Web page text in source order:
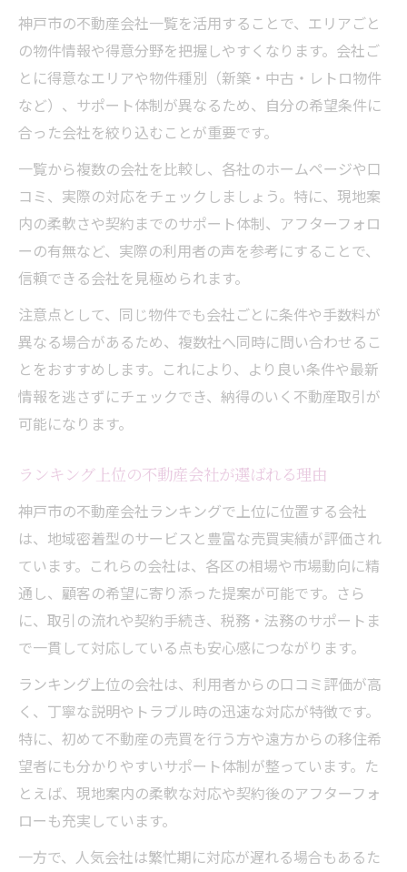
神戸市の不動産会社一覧を活用することで、エリアごと
の物件情報や得意分野を把握しやすくなります。会社ご
とに得意なエリアや物件種別（新築・中古・レトロ物件
など）、サポート体制が異なるため、自分の希望条件に
合った会社を絞り込むことが重要です。
一覧から複数の会社を比較し、各社のホームページや口
コミ、実際の対応をチェックしましょう。特に、現地案
内の柔軟さや契約までのサポート体制、アフターフォロ
ーの有無など、実際の利用者の声を参考にすることで、
信頼できる会社を見極められます。
注意点として、同じ物件でも会社ごとに条件や手数料が
異なる場合があるため、複数社へ同時に問い合わせるこ
とをおすすめします。これにより、より良い条件や最新
情報を逃さずにチェックでき、納得のいく不動産取引が
可能になります。
ランキング上位の不動産会社が選ばれる理由
神戸市の不動産会社ランキングで上位に位置する会社
は、地域密着型のサービスと豊富な売買実績が評価され
ています。これらの会社は、各区の相場や市場動向に精
通し、顧客の希望に寄り添った提案が可能です。さら
に、取引の流れや契約手続き、税務・法務のサポートま
で一貫して対応している点も安心感につながります。
ランキング上位の会社は、利用者からの口コミ評価が高
く、丁寧な説明やトラブル時の迅速な対応が特徴です。
特に、初めて不動産の売買を行う方や遠方からの移住希
望者にも分かりやすいサポート体制が整っています。た
とえば、現地案内の柔軟な対応や契約後のアフターフォ
ローも充実しています。
一方で、人気会社は繁忙期に対応が遅れる場合もあるた